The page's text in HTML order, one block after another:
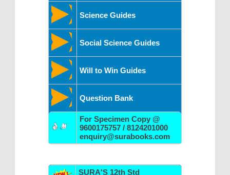
Science Guides
Social Science Guides
Will to Win Guides
Question Bank
For Specimen Copy @
9600175757 / 8124201000
enquiry@surabooks.com
SURA'S 12th Std